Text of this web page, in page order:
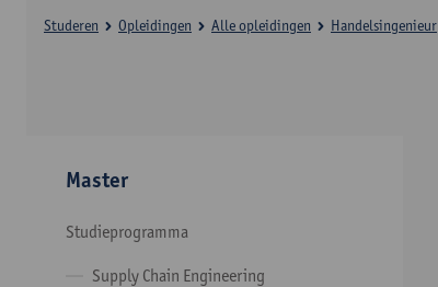
Studeren Opleidingen Alle opleidingen Handelsingenieur
Master
Studieprogramma
Supply Chain Engineering